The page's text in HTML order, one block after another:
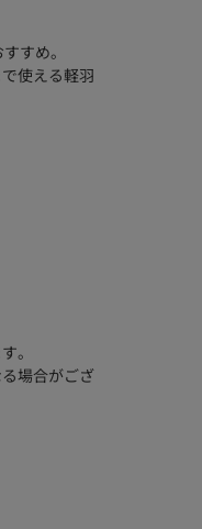
すめ。
使える軽羽
。
場合がござ